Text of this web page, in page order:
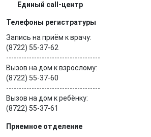
Единый call-центр
Телефоны регистратуры
Запись на приём к врачу:
(8722) 55-37-62
-------------------------------------
Вызов на дом к взрослому:
(8722) 55-37-60
-------------------------------------
Вызов на дом к ребёнку:
(8722) 55-37-61
Приемное отделение